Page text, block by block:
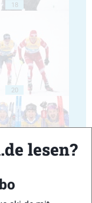
18
20
lesen?